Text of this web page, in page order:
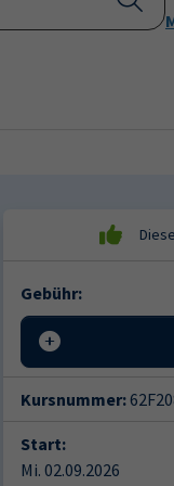
Submenu for
Gebühr:
Kursnummer:
Start:
Mi. 02.09.2026